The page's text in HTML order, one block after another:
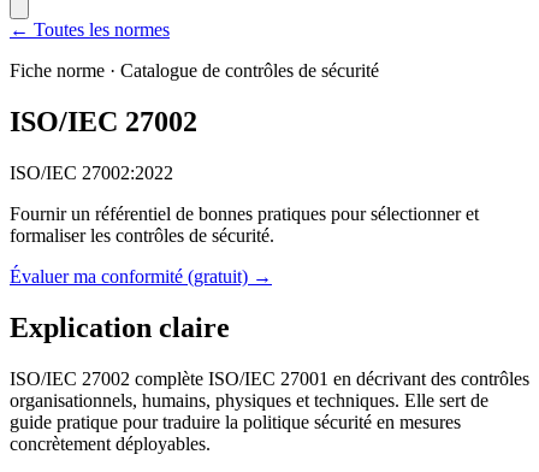
← Toutes les normes
Fiche norme · Catalogue de contrôles de sécurité
ISO/IEC 27002
ISO/IEC 27002:2022
Fournir un référentiel de bonnes pratiques pour sélectionner et
formaliser les contrôles de sécurité.
Évaluer ma conformité (gratuit) →
Explication claire
ISO/IEC 27002 complète ISO/IEC 27001 en décrivant des contrôles
organisationnels, humains, physiques et techniques. Elle sert de
guide pratique pour traduire la politique sécurité en mesures
concrètement déployables.